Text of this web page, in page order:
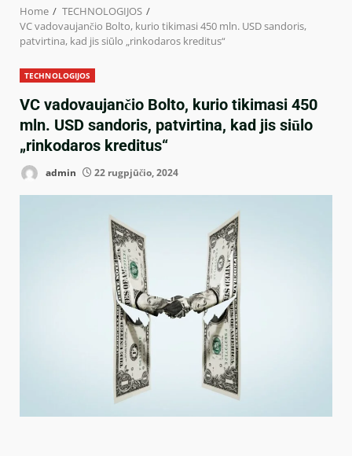
Home
TECHNOLOGIJOS
VC vadovaujančio Bolto, kurio tikimasi 450 mln. USD sandoris,
patvirtina, kad jis siūlo „rinkodaros kreditus“
TECHNOLOGIJOS
VC vadovaujančio Bolto, kurio tikimasi 450
mln. USD sandoris, patvirtina, kad jis siūlo
„rinkodaros kreditus“
admin 22 rugpjūčio, 2024